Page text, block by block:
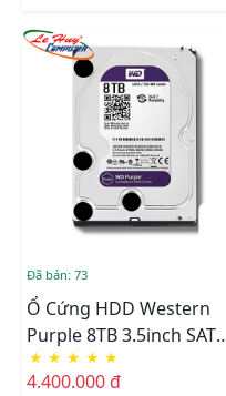
Đã bán: 73
Ổ Cứng HDD Western
Purple 8TB 3.5inch SATA
III Hàng Công Ty
★ ★ ★ ★ ★
4.400.000 đ